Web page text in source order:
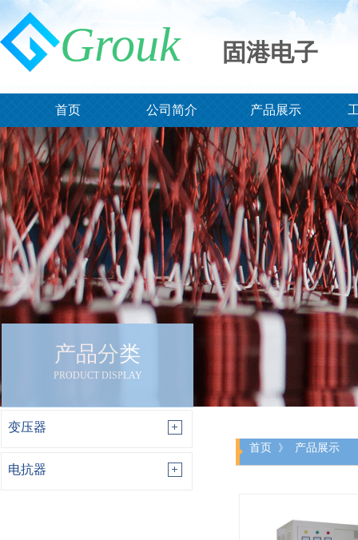
Grouk 固港电子
首页 公司简介 产品展示
Grouk
首页 公司简介 产品展示
产品分类
PRODUCT DISPLAY
变压器
电抗器
首页 》 产品展示